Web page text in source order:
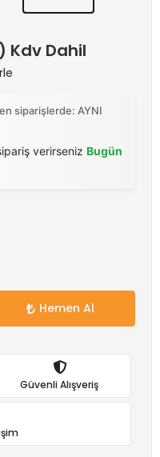
Kdv Dahil
siparişlerde: AYNI
verirseniz Bugün
Hemen Al
Güvenli Alışveriş